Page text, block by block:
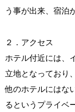
う事が出来、宿泊
２．アクセス
ホテル付近には、
立地となっており
他のホテルにはな
るというプライベ